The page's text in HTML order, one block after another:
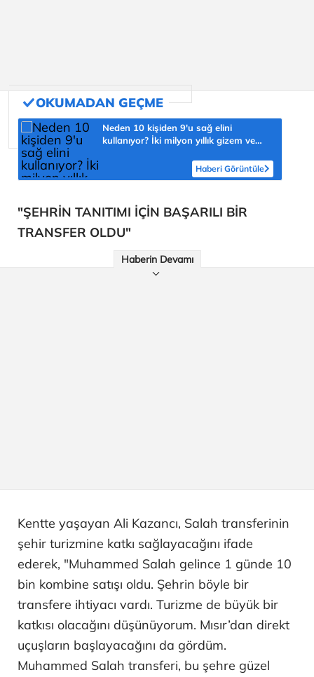
Neden 10 kişiden 9'u sağ elini
kullanıyor? İki milyon yıllık gizem ve
Haberi Görüntüle
"ŞEHRİN TANITIMI İÇİN BAŞARILI BİR
TRANSFER OLDU"
Haberin Devamı
Kentte yaşayan Ali Kazancı, Salah transferinin
şehir turizmine katkı sağlayacağını ifade
ederek, "Muhammed Salah gelince 1 günde 10
bin kombine satışı oldu. Şehrin böyle bir
transfere ihtiyacı vardı. Turizme de büyük bir
katkısı olacağını düşünüyorum. Mısır’dan direkt
uçuşların başlayacağını da gördüm.
Muhammed Salah transferi, bu şehre güzel